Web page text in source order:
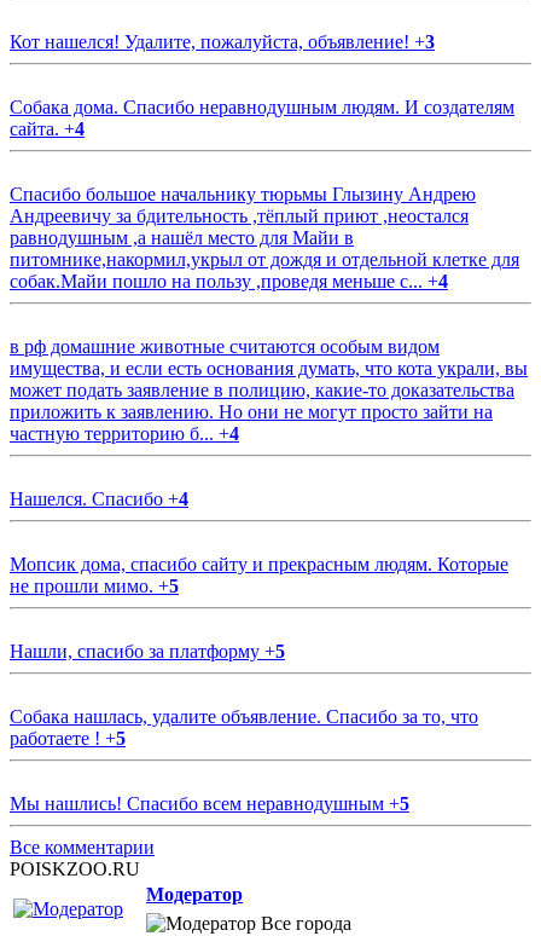
Кот нашелся! Удалите, пожалуйста, объявление! +3
Собака дома. Спасибо неравнодушным людям. И создателям
сайта. +4
Спасибо большое начальнику тюрьмы Глызину Андрею
Андреевичу за бдительность ,тёплый приют ,неостался
равнодушным ,а нашёл место для Майи в
питомнике,накормил,укрыл от дождя и отдельной клетке для
собак.Майи пошло на пользу ,проведя меньше с... +4
в рф домашние животные считаются особым видом
имущества, и если есть основания думать, что кота украли, вы
может подать заявление в полицию, какие-то доказательства
приложить к заявлению. Но они не могут просто зайти на
частную территорию б... +4
Нашелся. Спасибо +4
Мопсик дома, спасибо сайту и прекрасным людям. Которые
не прошли мимо. +5
Нашли, спасибо за платформу +5
Собака нашлась, удалите объявление. Спасибо за то, что
работаете ! +5
Мы нашлись! Спасибо всем неравнодушным +5
Все комментарии
POISKZOO.RU
Модератор
Все города